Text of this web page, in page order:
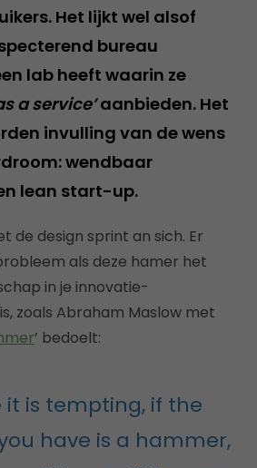
Het lijkt wel alsof
bureau
lab heeft waarin ze
a service’aanbieden. Het
invulling van de wens
wendbaar
lean start-up.
de design sprint an sich. Er
als deze hamer het
in je innovatie-
zoals Abraham Maslow met
’ bedoelt:
it is tempting, if the
have is a hammer,